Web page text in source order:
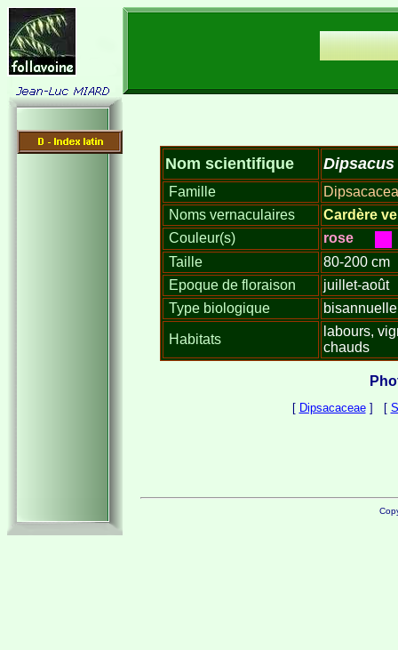
Nom scientifique
Famille
Noms vernaculaires
Cardère
Couleur(s)
rose
Taille
80-200 cm
Epoque de floraison
juillet-août
Type biologique
Habitats
labours,
chauds
[ Dipsacaceae] [